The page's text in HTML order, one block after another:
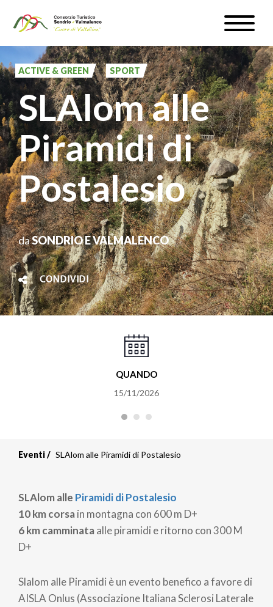
contenuto
principale
Toggle
WEBCAM & METEO
ISCRIVITI
IT
#InLOMBARDIA
ACTIVE & GREEN SPORT
SLAlom alle
Piramidi di
Postalesio
daSONDRIO E VALMALENCO
CONDIVIDI
QUANDO
15/11/2026
Eventi SLAlom alle Piramidi di Postalesio
SLAlom alle Piramidi di Postalesio
10 km corsain montagna con 600 m D+
6 km camminataalle piramidi e ritorno con 300 M
D+
Slalom alle Piramidi è un evento benefico a favore di
AISLA Onlus (Associazione Italiana Sclerosi Laterale